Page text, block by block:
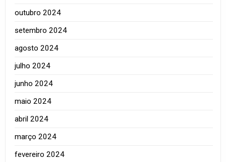
outubro 2024
setembro 2024
agosto 2024
julho 2024
junho 2024
maio 2024
abril 2024
março 2024
fevereiro 2024